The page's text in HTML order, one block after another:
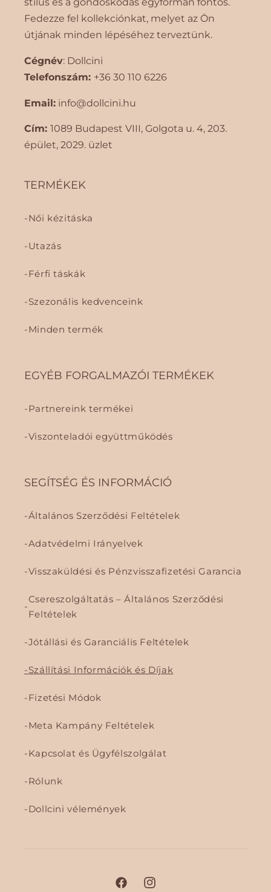
Fedezze fel kollekciónkat, melyet az Ön
útjának minden lépéséhez terveztünk.
Cégnév: Dollcini
Telefonszám: +36 30 110 6226
Email: info@dollcini.hu
Cím: 1089 Budapest VIII, Golgota ​​u. 4, 203.
épület, 2029. üzlet
TERMÉKEK
Női kézitáska
Utazás
Férfi táskák
Szezonális kedvenceink
Minden termék
EGYÉB FORGALMAZÓI TERMÉKEK
Partnereink termékei
Viszonteladói együttműködés
SEGÍTSÉG ÉS INFORMÁCIÓ
Általános Szerződési Feltételek
Adatvédelmi Irányelvek
Visszaküldési és Pénzvisszafizetési Garancia
Csereszolgáltatás – Általános Szerződési
Feltételek
Jótállási és Garanciális Feltételek
Szállítási Információk és Díjak
Fizetési Módok
Meta Kampány Feltételek
Kapcsolat és Ügyfélszolgálat
Rólunk
Dollcini vélemények
F I